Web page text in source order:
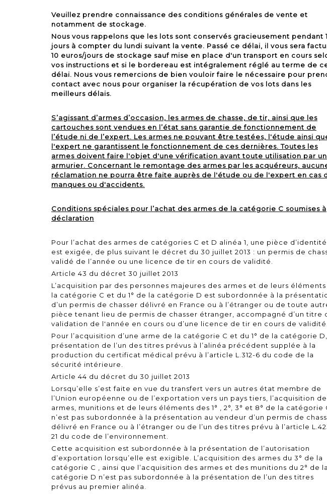
Veuillez prendre connaissance des conditions générales de vente et
notamment de stockage.
Nous vous rappelons que les lots sont conservés gracieusement pendant
jours à compter du lundi suivant la vente. Passé ce délai, il vous sera
10 euros/jours de stockage sauf mise en place d'un transport en cours
vos instructions et si le bordereau est intégralement réglé au terme de
délai. Nous vous remercions de bien vouloir faire le nécessaire pour
contact avec nous pour organiser la récupération de vos lots dans les
meilleurs délais.
S’agissant d’armes d’occasion, les armes de chasse, de tir, ainsi que les
cartouches sont vendues en l’état sans garantie de fonctionnement de
l’étude ni de l’expert. Les armes ne pouvant être testées, l'étude ainsi
l'expert ne garantissent le fonctionnement de ces dernières. Toutes les
armes doivent faire l'objet d'une vérification avant toute utilisation par un
armurier. Concernant le remontage des armes par les acquéreurs,
réclamation ne pourra être faite auprès de l'étude ou de l'expert en cas
manques ou d'accidents.
Conditions spéciales pour l’achat des armes de la catégorie C soumises à
déclaration
Pour l’achat des armes de catégories C et D alinéa 1, une pièce d’identité
est exigée, de plus suivant le décret du 30 juillet 2013 : un permis de
validé de l’année ou une licence de tir en cours de validité.
Article 43 du décret 30 juillet 2013
L’acquisition par des personnes majeures des armes et de leurs éléments
la catégorie C et du 1° de la catégorie D est subordonnée à la
d’un permis de chasser délivré en France ou à l’étranger ou de toute
pièce tenant lieu de permis de chasser étranger, accompagné d’un titre
validation de l'année en cours ou d’une licence de tir en cours de validité.
Pour l’acquisition d’une arme de la catégorie C et du 1° de la catégorie
présentation de l’un des titres prévus à l’alinéa précédent supplée à la
production du certificat médical prévu à l’article L.312-6 du code de la
sécurité intérieure.
Article 44 du décret du 30 juillet 2013
Lorsqu’elle s’est faite en vue du transfert vers un autres état membre de
l’Union européenne ou de l’exportation vers un pays tiers, l’acquisition
armes, munitions et de leurs éléments des 1° , 2°, 3° et 8° de la catégorie
n’est pas subordonnée à la présentation au vendeur d’un permis de
délivré en France ou à l’étranger ou de l’un des titres prévu à l’article
21 du code de l’environnement.
Cette acquisition est subordonnée à la présentation de l’autorisation
d’exportation lorsqu’elle est exigible. L’acquisition des armes du 3° de la
catégorie C , ainsi que l’acquisition des armes et des munitions du 2° de la
catégorie D n’est pas subordonnée à la présentation de l’un des titres
prévus au premier alinéa.